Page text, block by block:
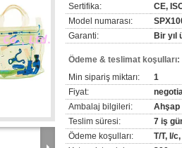
Sertifika:
CE,
Model numarası:
Garanti:
Bir yıl
Ödeme & teslimat koşulları:
Min sipariş miktarı:
1
Fiyat:
Ambalaj bilgileri:
Ahşap
Teslim süresi:
7 iş
Ödeme koşulları:
T/T, l/